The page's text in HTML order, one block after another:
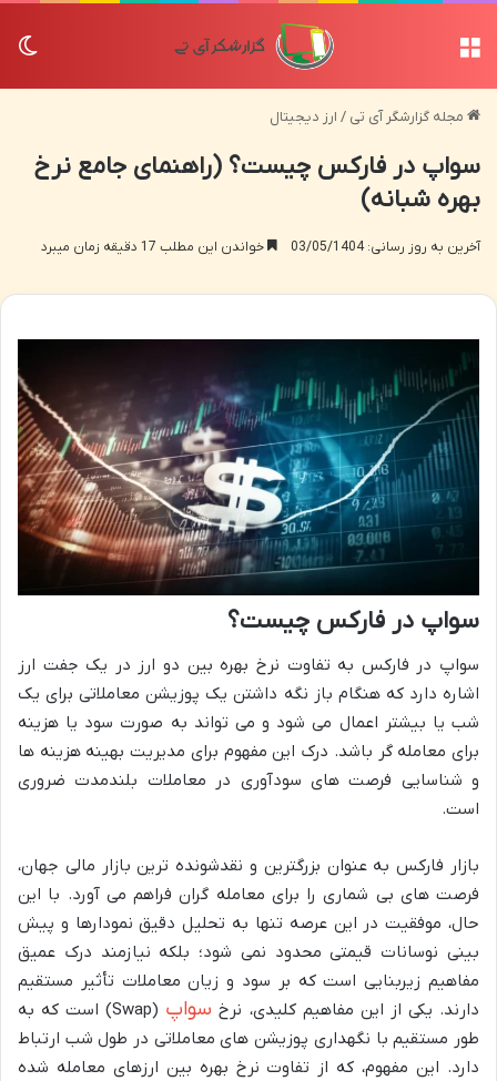
مجله گزارشگر آی تی / ارز دیجیتال
سواپ در فارکس چیست؟ (راهنمای جامع نرخ
بهره شبانه)
آخرین به روز رسانی: 03/05/1404 خواندن این مطلب 17 دقیقه زمان میبرد
سواپ در فارکس چیست؟
سواپ در فارکس به تفاوت نرخ بهره بین دو ارز در یک جفت ارز
اشاره دارد که هنگام باز نگه داشتن یک پوزیشن معاملاتی برای یک
شب یا بیشتر اعمال می شود و می تواند به صورت سود یا هزینه
برای معامله گر باشد. درک این مفهوم برای مدیریت بهینه هزینه ها
و شناسایی فرصت های سودآوری در معاملات بلندمدت ضروری
است.
بازار فارکس به عنوان بزرگترین و نقدشونده ترین بازار مالی جهان،
فرصت های بی شماری را برای معامله گران فراهم می آورد. با این
حال، موفقیت در این عرصه تنها به تحلیل دقیق نمودارها و پیش
بینی نوسانات قیمتی محدود نمی شود؛ بلکه نیازمند درک عمیق
مفاهیم زیربنایی است که بر سود و زیان معاملات تأثیر مستقیم
دارند. یکی از این مفاهیم کلیدی، نرخ سواپ
(Swap) است که به
طور مستقیم با نگهداری پوزیشن های معاملاتی در طول شب ارتباط
دارد. این مفهوم، که از تفاوت نرخ بهره بین ارزهای معامله شده